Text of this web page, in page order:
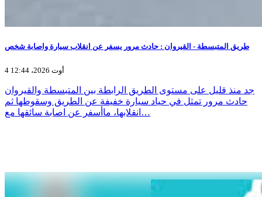
طريق المتبسطة - القيروان : حادث مرور يسفر عن انقلاب سيارة واصابة شخص
4 أوت 2026، 12:44
جد منذ قليل على مستوى الطريق الرابطة بين المتبسطة والقيروان
حادث مرور تمثل في حياد سيارة خفيفة عن الطريق وسقوطها ثم
انقلابها، ماأسفر عن اصابة سائقها مع…